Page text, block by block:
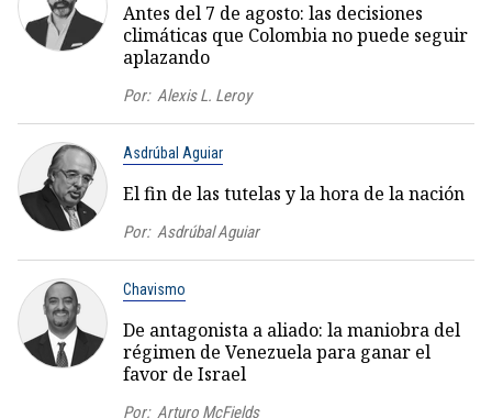
Antes del 7 de agosto: las decisiones
climáticas que Colombia no puede seguir
aplazando
Por: Alexis L. Leroy
Asdrúbal Aguiar
El fin de las tutelas y la hora de la nación
Por: Asdrúbal Aguiar
Chavismo
De antagonista a aliado: la maniobra del
régimen de Venezuela para ganar el
favor de Israel
Por: Arturo McFields